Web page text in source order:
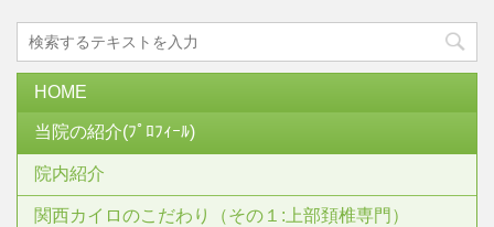
HOME
当院の紹介(ﾌﾟﾛﾌｨｰﾙ)
院内紹介
関西カイロのこだわり（その１:上部頚椎専門）